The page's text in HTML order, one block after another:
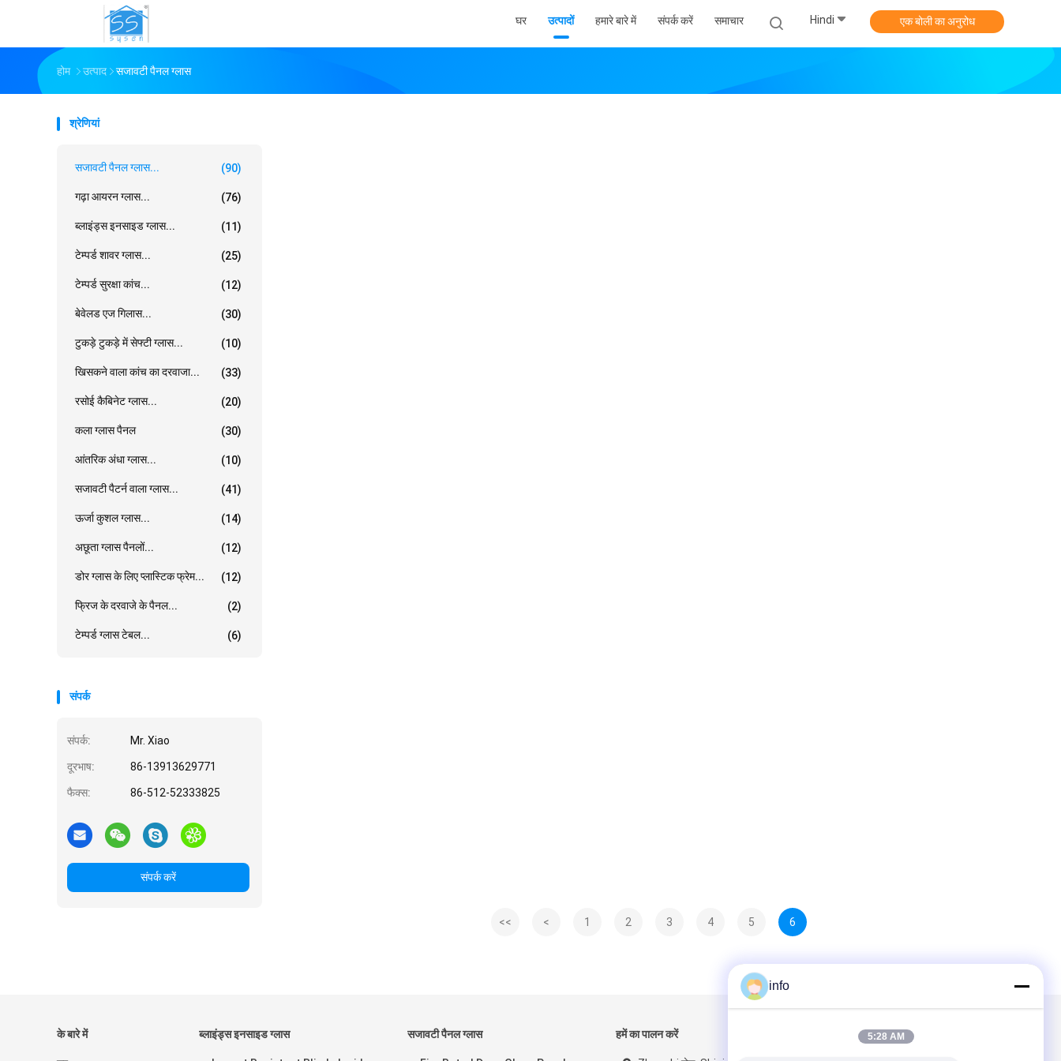
घर उत्पादों हमारे बारे में संपर्क करें समाचार Hindi एक बोली का अनुरोध
होम उत्पाद सजावटी पैनल ग्लास
श्रेणियां
सजावटी पैनल ग्लास... (90)
गढ़ा आयरन ग्लास... (76)
ब्लाइंड्स इनसाइड ग्लास... (11)
टेम्पर्ड शावर ग्लास... (25)
टेम्पर्ड सुरक्षा कांच... (12)
बेवेलड एज गिलास... (30)
टुकड़े टुकड़े में सेफ्टी ग्लास... (10)
खिसकने वाला कांच का दरवाजा... (33)
रसोई कैबिनेट ग्लास... (20)
कला ग्लास पैनल (30)
आंतरिक अंधा ग्लास... (10)
सजावटी पैटर्न वाला ग्लास... (41)
ऊर्जा कुशल ग्लास... (14)
अछूता ग्लास पैनलों... (12)
डोर ग्लास के लिए प्लास्टिक फ्रेम... (12)
फ्रिज के दरवाजे के पैनल... (2)
टेम्पर्ड ग्लास टेबल... (6)
संपर्क
संपर्क: Mr. Xiao
दूरभाष: 86-13913629771
फैक्स: 86-512-52333825
संपर्क करें
<< < 1 2 3 4 5 6
के बारे में ब्लाइंड्स इनसाइड ग्लास सजावटी पैनल ग्लास हमें का पालन करें
info
5:28 AM